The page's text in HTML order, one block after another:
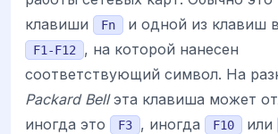
клавиши
Fn и одной из клавиш
F1-F12
, на которой нанесен
соответствующий символ. На
Packard Bellэта клавиша может
иногда это
F3 , иногда F10 или